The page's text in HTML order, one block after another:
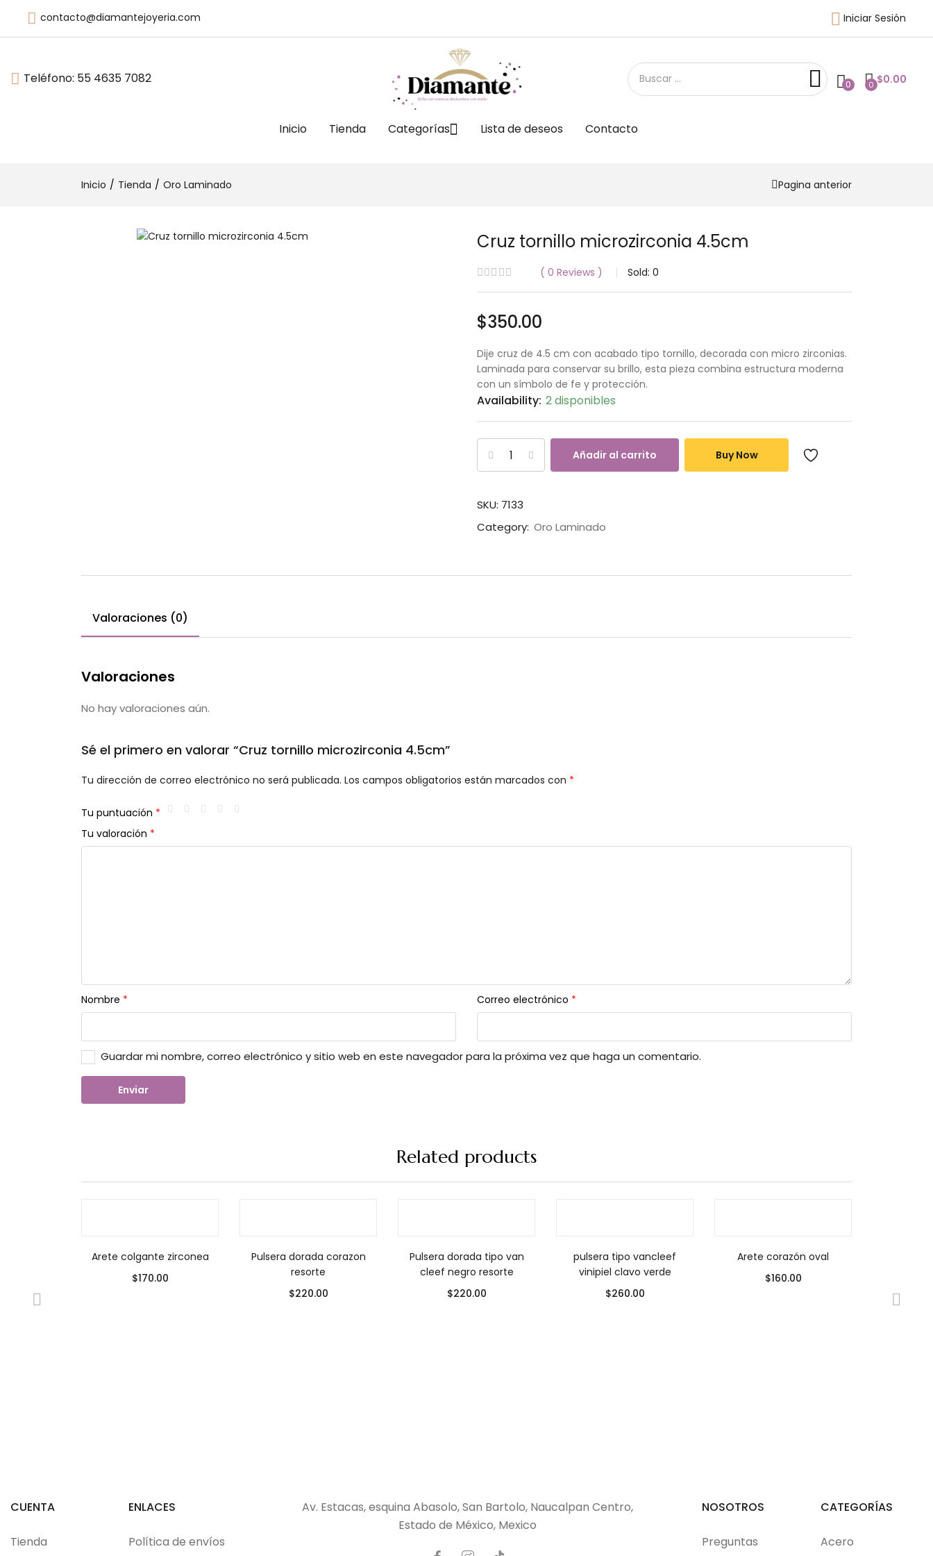
contacto@diamantejoyeria.com Iniciar Sesión
Teléfono: 55 4635 7082 0 0 $0.00
Inicio Tienda Categorías Lista de deseos Contacto
Inicio Tienda Oro Laminado Pagina anterior
Cruz tornillo microzirconia 4.5cm
0 Reviews Sold: 0
$350.00
Dije cruz de 4.5 cm con acabado tipo tornillo, decorada con micro zirconias.
Laminada para conservar su brillo, esta pieza combina estructura moderna
con un símbolo de fe y protección.
Availability: 2 disponibles
Añadir al carrito Buy Now
SKU: 7133
Category: Oro Laminado
Valoraciones (0)
Valoraciones
No hay valoraciones aún.
Sé el primero en valorar “Cruz tornillo microzirconia 4.5cm”
Tu dirección de correo electrónico no será publicada. Los campos obligatorios están marcados con *
Tu puntuación *
Tu valoración *
Nombre * Correo electrónico *
Guardar mi nombre, correo electrónico y sitio web en este navegador para la próxima vez que haga un comentario.
Related products
Arete colgante zirconea
$170.00
Pulsera dorada corazon
resorte
$220.00
Pulsera dorada tipo van
cleef negro resorte
$220.00
pulsera tipo vancleef
vinipiel clavo verde
$260.00
Arete corazón oval
$160.00
CUENTA
Tienda
ENLACES
Política de envíos
NOSOTROS
Preguntas
CATEGORÍAS
Acero
Av. Estacas, esquina Abasolo, San Bartolo, Naucalpan Centro,
Estado de México, Mexico